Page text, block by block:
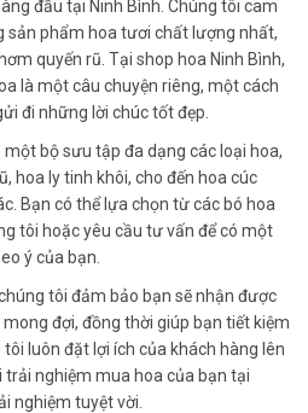
đầu tại Ninh Bình. Chúng tôi cam
sản phẩm hoa tươi chất lượng nhất,
quyến rũ. Tại shop hoa Ninh Bình,
là một câu chuyện riêng, một cách
đi những lời chúc tốt đẹp.
bộ sưu tập đa dạng các loại hoa,
hoa ly tinh khôi, cho đến hoa cúc
Bạn có thể lựa chọn từ các bó hoa
tôi hoặc yêu cầu tư vấn để có một
ý của bạn.
tôi đảm bảo bạn sẽ nhận được
đợi, đồng thời giúp bạn tiết kiệm
luôn đặt lợi ích của khách hàng lên
nghiệm mua hoa của bạn tại
nghiệm tuyệt vời.